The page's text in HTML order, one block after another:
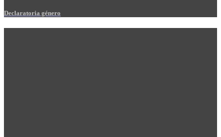
Declaratoria género